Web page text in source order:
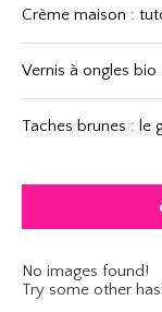
Crème maison :
Vernis à ongles bio
Taches brunes : le
No images found!
Try some other